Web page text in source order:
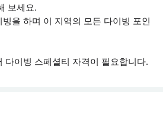
보세요.
을 하며 이 지역의 모든 다이빙 포인
다이빙 스페셜티 자격이 필요합니다.